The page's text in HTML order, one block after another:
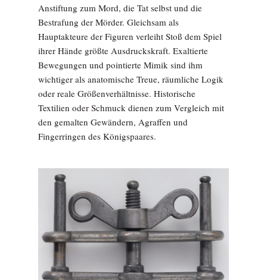
Anstiftung zum Mord, die Tat selbst und die
Bestrafung der Mörder. Gleichsam als
Hauptakteure der Figuren verleiht Stoß dem Spiel
ihrer Hände größte Ausdruckskraft. Exaltierte
Bewegungen und pointierte Mimik sind ihm
wichtiger als anatomische Treue, räumliche Logik
oder reale Größenverhältnisse. Historische
Textilien oder Schmuck dienen zum Vergleich mit
den gemalten Gewändern, Agraffen und
Fingerringen des Königspaares.